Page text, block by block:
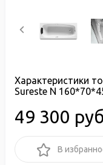
Характеристики
Sureste N
49 300
В